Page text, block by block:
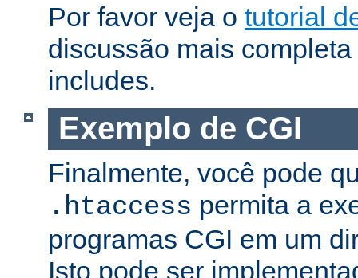
Por favor veja o tutorial
discussão mais
includes.
Exemplo de CGI
Finalmente, você pode
.htaccess permita a
programas CGI em um
Isto pode ser